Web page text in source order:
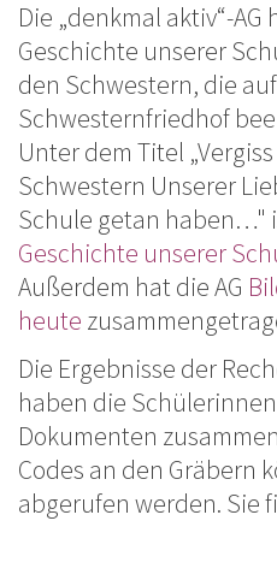
Die „denkmal aktiv“-
Geschichte unserer
den Schwestern, die
Schwesternfriedhof
Unter dem Titel
Schwestern Unserer
Schule getan haben…"
Geschichte unserer
Außerdem hat die AG
heute
Die Ergebnisse der
haben die
Dokumenten
Codes an den Gräbern
abgerufen werden. Sie